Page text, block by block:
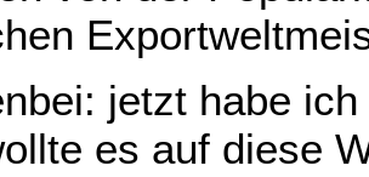
jetzt habe
es auf diese